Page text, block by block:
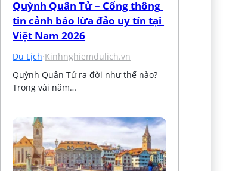
Quỳnh Quân Tử – Cổng thông
tin cảnh báo lừa đảo uy tín tại
Việt Nam 2026
Du Lịch·Kinhnghiemdulich.vn
Quỳnh Quân Tử ra đời như thế nào?
Trong vài năm…